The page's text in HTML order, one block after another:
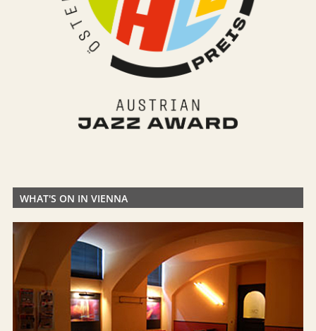
WHAT'S ON IN VIENNA